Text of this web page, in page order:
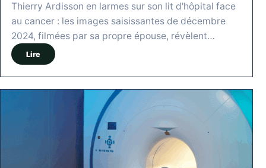
Thierry Ardisson en larmes sur son lit d'hôpital face
au cancer : les images saisissantes de décembre
2024, filmées par sa propre épouse, révèlent…
Lire